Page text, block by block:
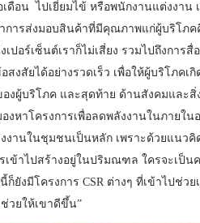
ดือน ไปเยี่ยมไข้ หรือพนักงานแต่งงา
าการส่งมอบสินค้าที่มีคุณภาพแก่ผู้บริโภ
ปอร์เซ็นต์เราก็ไม่เสี่ยง รวมไปถึงการ
งสัยได้อย่างรวดเร็ว เพื่อให้ผู้บริโภค
องผู้บริโภค และสุดท้าย ด้านสังคมและ
หาโครงการเพื่อลดพลังงานในภายใ
งงานในชุมชนเป็นหลัก เพราะด้วยแนว
เข้าไปสร้างอยู่ในปริมณฑล ใครจะเ
ยังมีโครงการ CSR ต่างๆ ที่เข้าไปช่ว
วยให้เขาดีขึ้น”